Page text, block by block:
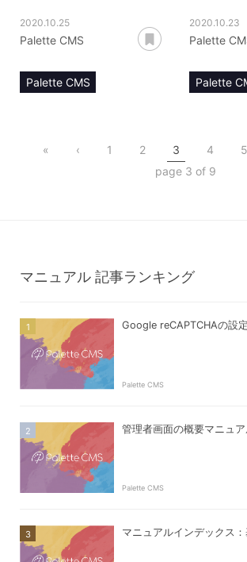
2020.10.25
Palette CMS
あとで読む
Palette CMS
2020.10.23
Palette
Palette
«
‹ 1 2 3 4 5
page 3 of 9
マニュアル 記事ランキング
Google reCAPTCHAの設
Palette CMS
管理者画面の概要マニュ
Palette CMS
マニュアルインデックス